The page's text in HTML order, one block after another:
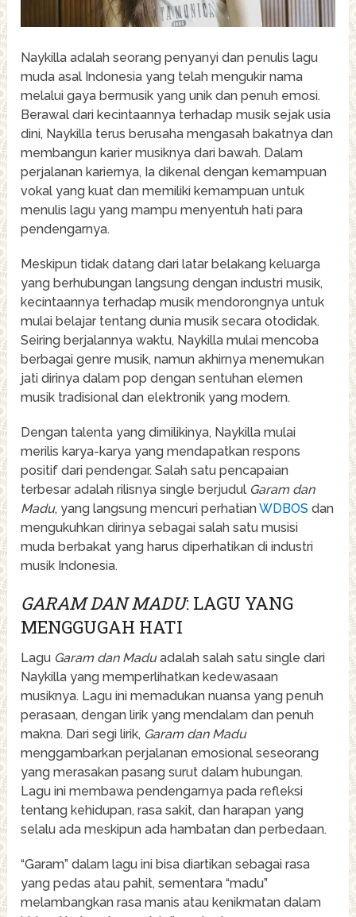
Naykilla adalah seorang penyanyi dan penulis lagu
muda asal Indonesia yang telah mengukir nama
melalui gaya bermusik yang unik dan penuh emosi.
Berawal dari kecintaannya terhadap musik sejak usia
dini, Naykilla terus berusaha mengasah bakatnya dan
membangun karier musiknya dari bawah. Dalam
perjalanan kariernya, Ia dikenal dengan kemampuan
vokal yang kuat dan memiliki kemampuan untuk
menulis lagu yang mampu menyentuh hati para
pendengarnya.
Meskipun tidak datang dari latar belakang keluarga
yang berhubungan langsung dengan industri musik,
kecintaannya terhadap musik mendorongnya untuk
mulai belajar tentang dunia musik secara otodidak.
Seiring berjalannya waktu, Naykilla mulai mencoba
berbagai genre musik, namun akhirnya menemukan
jati dirinya dalam pop dengan sentuhan elemen
musik tradisional dan elektronik yang modern.
Dengan talenta yang dimilikinya, Naykilla mulai
merilis karya-karya yang mendapatkan respons
positif dari pendengar. Salah satu pencapaian
terbesar adalah rilisnya single berjudul Garam dan
Madu, yang langsung mencuri perhatianWDBOS dan
mengukuhkan dirinya sebagai salah satu musisi
muda berbakat yang harus diperhatikan di industri
musik Indonesia.
GARAM DAN MADU: LAGU YANG
MENGGUGAH HATI
Lagu Garam dan Maduadalah salah satu single dari
Naykilla yang memperlihatkan kedewasaan
musiknya. Lagu ini memadukan nuansa yang penuh
perasaan, dengan lirik yang mendalam dan penuh
makna. Dari segi lirik, Garam dan Madu
menggambarkan perjalanan emosional seseorang
yang merasakan pasang surut dalam hubungan.
Lagu ini membawa pendengarnya pada refleksi
tentang kehidupan, rasa sakit, dan harapan yang
selalu ada meskipun ada hambatan dan perbedaan.
“Garam” dalam lagu ini bisa diartikan sebagai rasa
yang pedas atau pahit, sementara “madu”
melambangkan rasa manis atau kenikmatan dalam